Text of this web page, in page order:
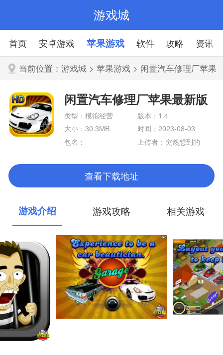
游戏城
首页 安卓游戏 苹果游戏 软件 攻略 资讯
当前位置：游戏城 >苹果游戏 > 闲置汽车修理厂苹果
最新版
闲置汽车修理厂苹果最新版
类型：模拟经营
版本：1.4
大小：30.3MB
时间：2023-08-03
包名：
上传者：突然想到的
查看下载地址
游戏介绍 游戏攻略 相关游戏